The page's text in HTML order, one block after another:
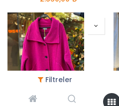
Filtreler